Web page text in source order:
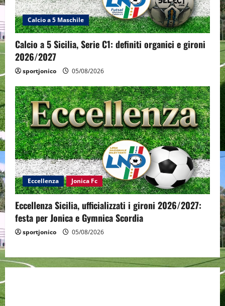
Calcio a 5 Maschile
Calcio a 5 Sicilia, Serie C1: definiti organici e gironi
2026/2027
sportjonico 05/08/2026
Eccellenza Jonica Fc
Eccellenza Sicilia, ufficializzati i gironi 2026/2027:
festa per Jonica e Gymnica Scordia
sportjonico 05/08/2026